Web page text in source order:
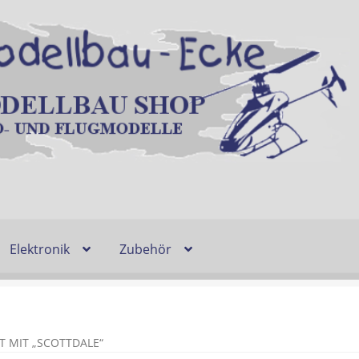
Elektronik Zubehör
Lieferzeit & Verfügbarkeit
MIT „SCOTTDALE“